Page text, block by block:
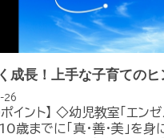
成長！上手な子育てのヒ
26
ポイント】 ◇幼児教室「エン
歳までに「真・善・美」を身